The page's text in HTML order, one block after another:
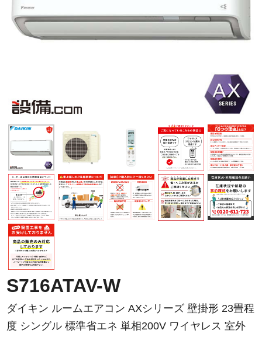
S716ATAV-W
ダイキン ルームエアコン AXシリーズ 壁掛形 23畳程
度 シングル 標準省エネ 単相200V ワイヤレス 室外